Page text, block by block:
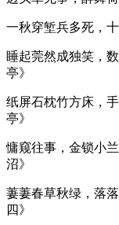
一秋穿堑兵多死，
睡起莞然成独笑，
亭》
纸屏石枕竹方床，
亭》
慵窥往事，金锁小
沼》
萋萋春草秋绿，落
四》